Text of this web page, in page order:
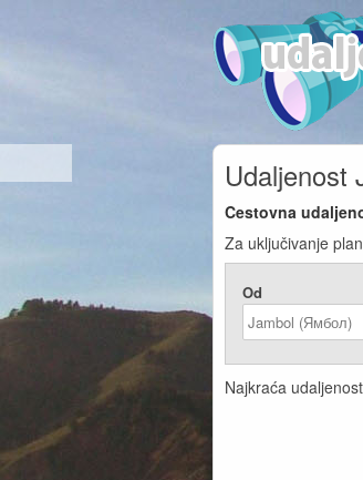
Udaljenost
Cestovna
Za uključivanje
Od
Najkraća